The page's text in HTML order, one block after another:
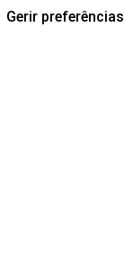
Gerir preferências